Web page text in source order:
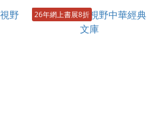
26年網上書展8折